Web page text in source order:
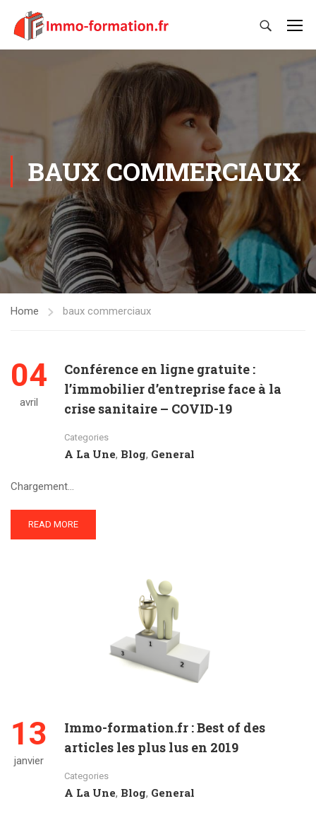
BAUX COMMERCIAUX
Home baux commerciaux
04
avril
Conférence en ligne gratuite :
l’immobilier d’entreprise face à la
crise sanitaire – COVID-19
Categories
A La Une, Blog, General
Chargement…
READ MORE
13
janvier
Immo-formation.fr : Best of des
articles les plus lus en 2019
Categories
A La Une, Blog, General